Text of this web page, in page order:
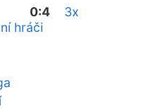
hráči
0:4
3x